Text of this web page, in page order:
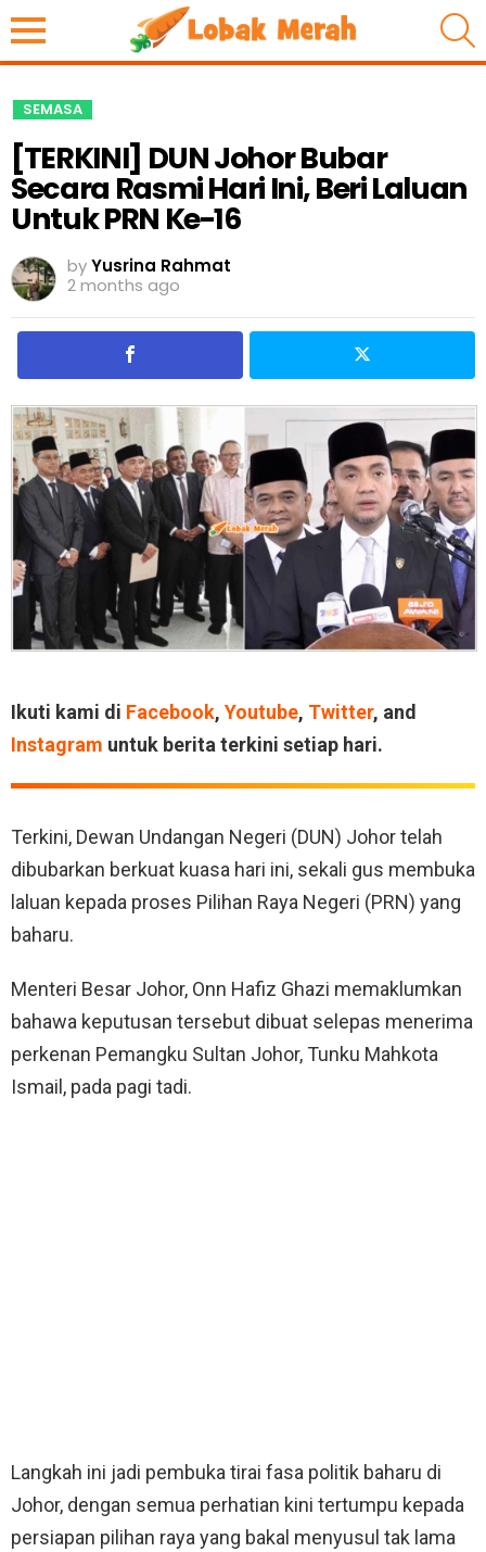
SEMASA
[TERKINI] DUN Johor Bubar
Secara Rasmi Hari Ini, Beri Laluan
Untuk PRN Ke-16
byYusrina Rahmat
2 months ago
Ikuti kami di Facebook, Youtube, Twitter, and
Instagram untuk berita terkini setiap hari.
Terkini, Dewan Undangan Negeri (DUN) Johor telah
dibubarkan berkuat kuasa hari ini, sekali gus membuka
laluan kepada proses Pilihan Raya Negeri (PRN) yang
baharu.
Menteri Besar Johor, Onn Hafiz Ghazi memaklumkan
bahawa keputusan tersebut dibuat selepas menerima
perkenan Pemangku Sultan Johor, Tunku Mahkota
Ismail, pada pagi tadi.
Langkah ini jadi pembuka tirai fasa politik baharu di
Johor, dengan semua perhatian kini tertumpu kepada
persiapan pilihan raya yang bakal menyusul tak lama